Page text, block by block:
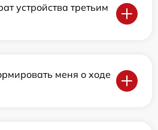
устройства третьим
меня о ходе